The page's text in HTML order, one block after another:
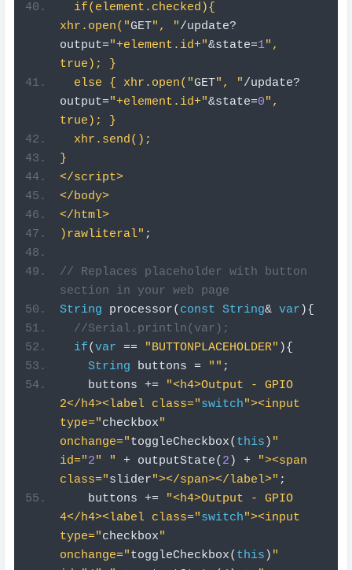
true); }
  else { xhr.open("
GET", "
output="+element.id+" &state=0",
true); }
  xhr.send();
}
</script>
</body>
</html>
)rawliteral"
// Replaces placeholder with button
section in your web page
//Serial.println(var);
if(var == "BUTTONPLACEHOLDER"
String buttons = "" ;
    buttons
+=
"<h4>Output - GPIO
2</h4><label class="switch"><input
type="checkbox"
onchange="toggleCheckbox(this )"
id="2" " + outputState(2)
"><span
class="slider"></span></label>"
    buttons
+= "<h4>Output - GPIO
4</h4><label class="switch
"><input
type="checkbox "
onchange="toggleCheckbox(this )"
id="4" " + outputState(4)
"><span
class="slider"></span></label>"
    buttons
+= "<h4>Output - GPIO